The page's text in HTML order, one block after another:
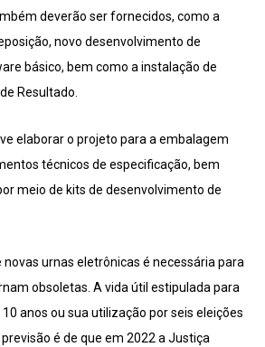
deverão ser fornecidos, como a
novo desenvolvimento de
básico, bem como a instalação de
Resultado.
elaborar o projeto para a embalagem
técnicos de especificação, bem
meio de kits de desenvolvimento de
urnas eletrônicas é necessária para
obsoletas. A vida útil estipulada para
anos ou sua utilização por seis eleições
é de que em 2022 a Justiça